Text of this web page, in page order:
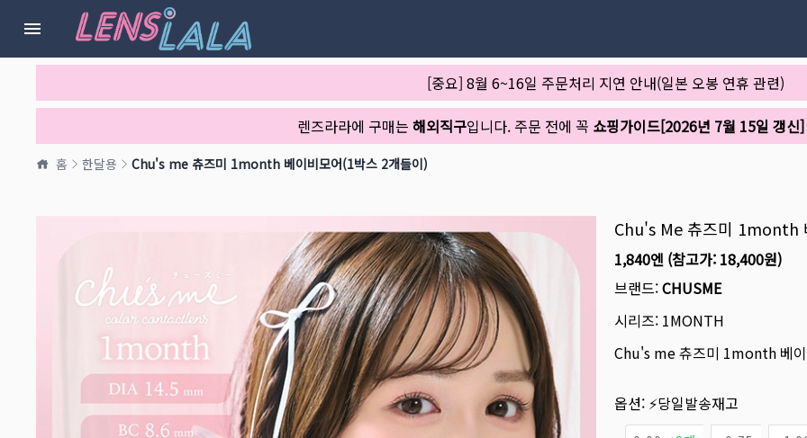
[중요] 8월 6~16일 주문처리 지연 안내(일본 오봉 연휴 관련)
렌즈라라에 구매는 해외직구입니다. 주문 전에 꼭 쇼핑가이드[2026년 7월 15일 갱신]
홈 한달용 Chu's me 츄즈미 1month 베이비모어(1박스 2개들이)
Chu's Me 츄즈미 1month
1,840엔 (참고가: 18,400원)
브랜드:CHUSME
시리즈: 1MONTH
Chu's me 츄즈미 1month 베
옵션: ⚡당일발송재고